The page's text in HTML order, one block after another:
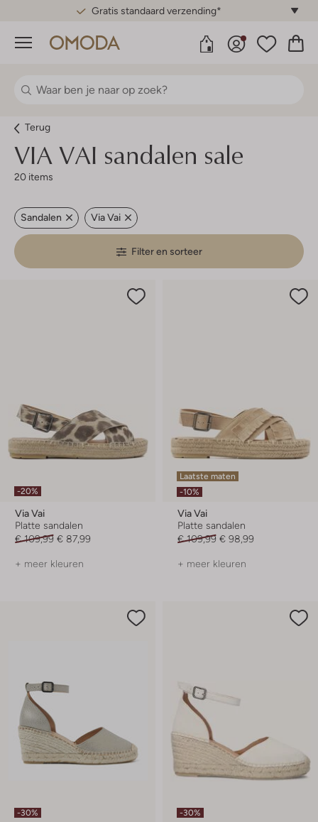
Gratis standaard verzending*
Menu
Terug
VIA VAI sandalen sale
20 items
Sandalen Via Vai
Filter en sorteer
-20%
Via Vai
Platte sandalen
€ 109,99 € 87,99
+ meer kleuren
Laatste maten
-10%
Via Vai
Platte sandalen
€ 109,99 € 98,99
+ meer kleuren
-30% -30%